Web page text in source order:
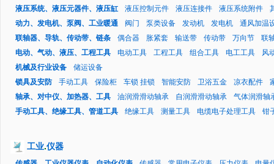
液压系统、液压元器件、液压缸
液压控制元件 液压连接件 液压系统附件
动力、发电机、泵阀、工业暖通
阀门 泵类设备 发动机 发电机
通风加温
联轴器、导轨、传动带、链条
偶合器 胀紧套 输送带 传动带 万向节
联
电动、气动、液压、工程工具
电动工具 工程工具 组合工具 电工工具
风
机械及行业设备
储运设备
锁具及安防
手动工具 保险柜 车锁 挂锁 智能安防 卫浴五金 凉衣配件
轴承、对中仪、加热器、工具
油润滑滑动轴承 自润滑滑动轴承
气体润滑轴
手动工具、绝缘工具、管道工具
绝缘工具 测量工具 电缆电子处理工具 钳
工业.仪器